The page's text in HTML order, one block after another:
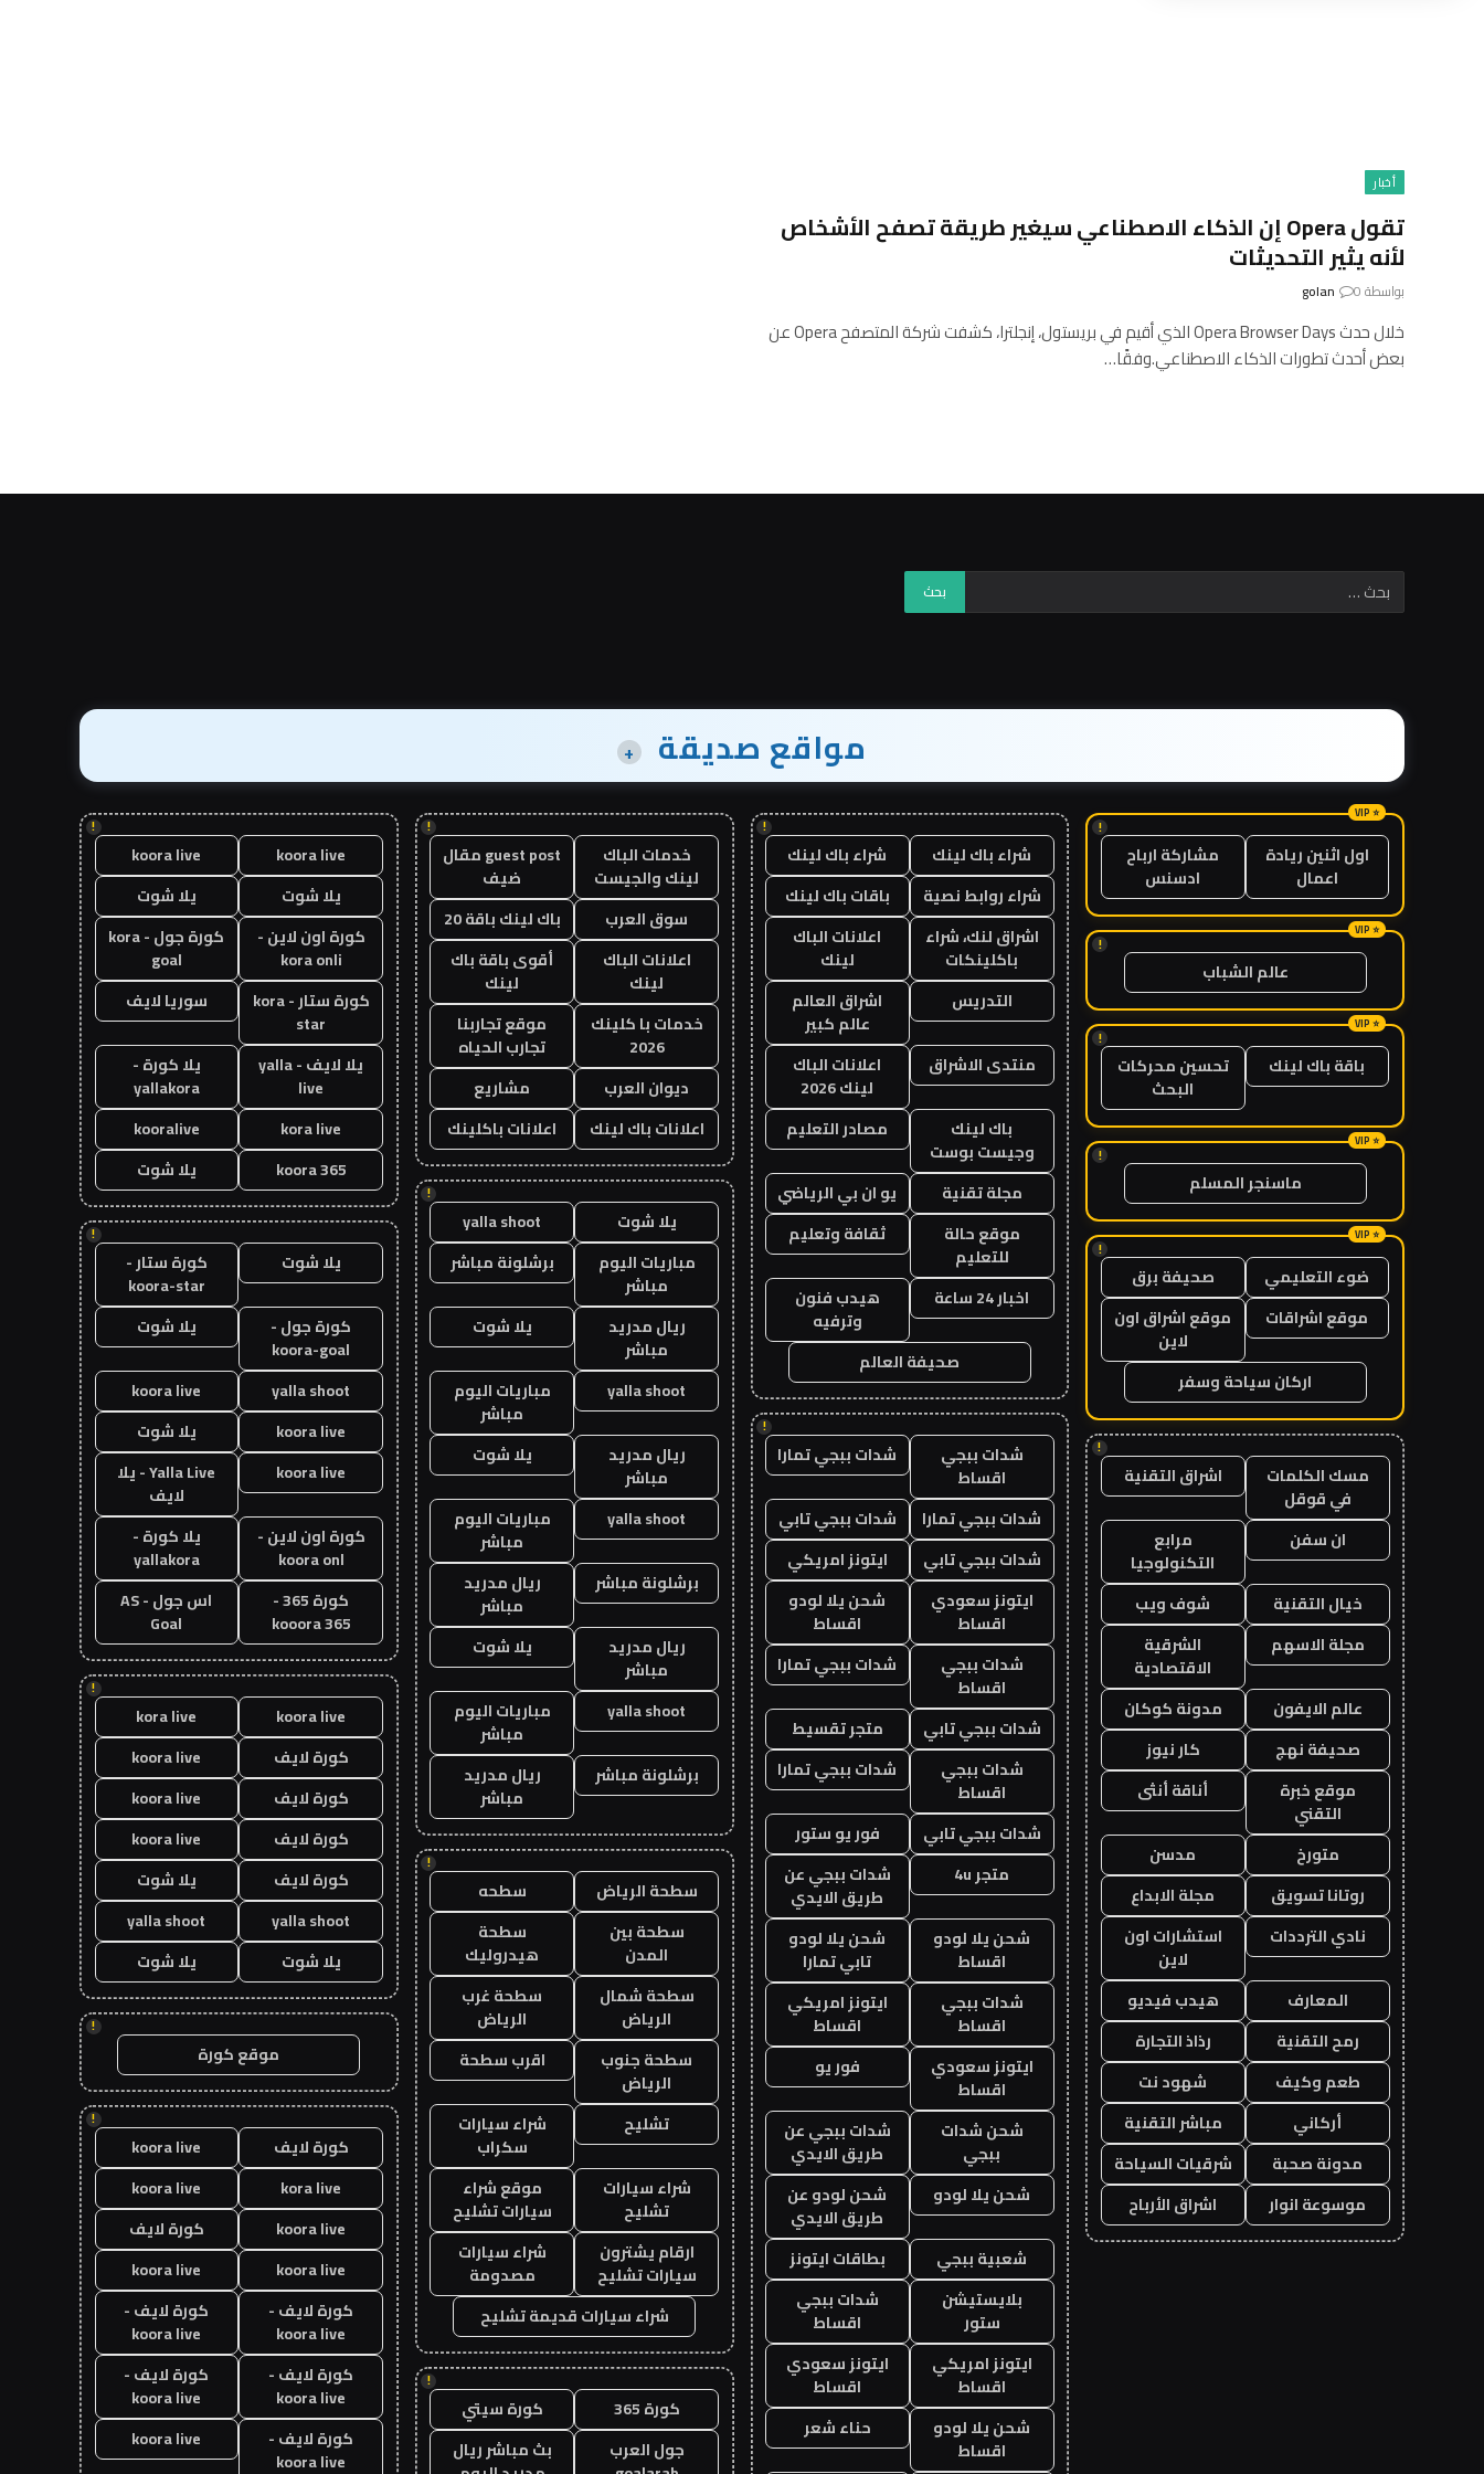
أخبار
تقول Opera إن الذكاء الاصطناعي سيغير طريقة تصفح الأشخاص
لأنه يثير التحديثات
بواسطة golan 0
خلال حدث Opera Browser Days الذي أقيم في بريستول، إنجلترا، كشفت شركة المتصفح Opera عن
بعض أحدث تطورات الذكاء الاصطناعي.وفقًا…
مواقع صديقة +
!
اول اثنين ريادة
اعمال
مشاركة ارباح
ادسنس
!
عالم الشباب
!
باقة باك لينك
تحسين محركات
البحث
!
ماسنجر المسلم
!
ضوء التعليمي
صحيفة برق
موقع اشراقات
موقع اشراق اون
لاين
اركان سياحة وسفر
!
مسك الكلمات
في قوقل
اشراق التقنية
ان سفن
مرابع
التكنولوجيا
خيال التقنية
شوف ويب
مجلة الاسهم
الشرقية
الاقتصادية
عالم الايفون
مدونة كوكان
صحيفة نهج
كار نيوز
موقع خبرة
التقني
أناقة أنثى
متورخ
مدسن
روتانا تسويق
مجلة الابداع
نادي الترددات
استشارات اون
لاين
المعارف
هيدب فيديو
رمح التقنية
رذاذ التجارة
طعم وكيف
شهود نت
أركاني
مباشر التقنية
مدونة صحبة
شرقيات السياحة
موسوعة انوار
اشراق الأرباح
!
شراء باك لينك
شراء باك لينك
شراء روابط نصية
باقات باك لينك
اشراق لنك، شراء
باكلينكات
اعلانات الباك
لينك
التدريس
اشراق العالم
عالم كبير
منتدى الاشراق
اعلانات الباك
لينك 2026
باك لينك
وجيست بوست
مصادر التعليم
مجلة تقنية
يو ان بي الرياضي
موقع حالة
للتعليم
ثقافة وتعليم
اخبار 24 ساعة
هيدب فنون
وترفيه
صحيفة العالم
!
شدات ببجي
اقساط
شدات ببجي تمارا
شدات ببجي تمارا
شدات ببجي تابي
شدات ببجي تابي
ايتونز امريكي
ايتونز سعودي
اقساط
شحن يلا لودو
اقساط
شدات ببجي
اقساط
شدات ببجي تمارا
شدات ببجي تابي
متجر تقسيط
شدات ببجي
اقساط
شدات ببجي تمارا
شدات ببجي تابي
فور يو ستور
متجر 4u
شدات ببجي عن
طريق الايدي
شحن يلا لودو
اقساط
شحن يلا لودو
تابي تمارا
شدات ببجي
اقساط
ايتونز امريكي
اقساط
ايتونز سعودي
اقساط
فور يو
شحن شدات
ببجي
شدات ببجي عن
طريق الايدي
شحن يلا لودو
شحن لودو عن
طريق الايدي
شعبية ببجي
بطاقات ايتونز
بلايستيشن
ستور
شدات ببجي
اقساط
ايتونز امريكي
اقساط
ايتونز سعودي
اقساط
شحن يلا لودو
اقساط
حناء شعر
!
خدمات الباك
لينك والجيست
guest post مقال
ضيف
سوق العرب
باك لينك باقة 20
اعلانات الباك
لينك
أقوى باقة باك
لينك
خدمات با كلينك
2026
موقع تجاربنا
تجارب الحياه
ديوان العرب
مشاريع
اعلانات باك لينك
اعلانات باكلينك
!
يلا شوت
yalla shoot
مباريات اليوم
مباشر
برشلونة مباشر
ريال مدريد
مباشر
يلا شوت
yalla shoot
مباريات اليوم
مباشر
ريال مدريد
مباشر
يلا شوت
yalla shoot
مباريات اليوم
مباشر
برشلونة مباشر
ريال مدريد
مباشر
ريال مدريد
مباشر
يلا شوت
yalla shoot
مباريات اليوم
مباشر
برشلونة مباشر
ريال مدريد
مباشر
!
سطحة الرياض
سطحه
سطحة بين
المدن
سطحة
هيدروليك
سطحة شمال
الرياض
سطحة غرب
الرياض
سطحة جنوب
الرياض
اقرب سطحة
تشليح
شراء سيارات
سكراب
شراء سيارات
تشليح
موقع شراء
سيارات تشليح
ارقام يشترون
سيارات تشليح
شراء سيارات
مصدومة
شراء سيارات قديمة تشليح
!
كورة 365
كورة سيتي
جول العرب
بث مباشر ريال
!
koora live
koora live
يلا شوت
يلا شوت
كورة اون لاين -
kora onli
كورة جول - kora
goal
كورة ستار - kora
star
سوريا لايف
يلا لايف - yalla
live
يلا كورة -
yallakora
kora live
kooralive
koora 365
يلا شوت
!
يلا شوت
كورة ستار -
koora-star
كورة جول -
koora-goal
يلا شوت
yalla shoot
koora live
koora live
يلا شوت
koora live
Yalla Live - يلا
لايف
كورة اون لاين -
koora onl
يلا كورة -
yallakora
كورة 365 -
kooora 365
اس جول - AS
Goal
!
koora live
kora live
كورة لايف
koora live
كورة لايف
koora live
كورة لايف
koora live
كورة لايف
يلا شوت
yalla shoot
yalla shoot
يلا شوت
يلا شوت
!
موقع كورة
!
كورة لايف
koora live
kora live
koora live
koora live
كورة لايف
koora live
koora live
كورة لايف -
koora live
كورة لايف -
koora live
كورة لايف -
koora live
كورة لايف -
koora live
كورة لايف -
koora live
koora live